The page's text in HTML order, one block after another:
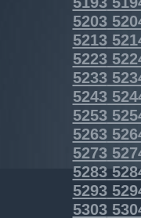
5203
5213
5223
5233
5243
5253
5263
5273
5283
5293
5303